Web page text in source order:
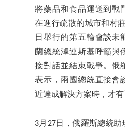
將藥品和食品運送到戰
在進行疏散的城市和村
日舉行的第五輪會談未
蘭總統澤連斯基呼籲與
接對話並結束戰爭。俄
表示，兩國總統直接會
近達成解決方案時，才有
3月27日，俄羅斯總統助